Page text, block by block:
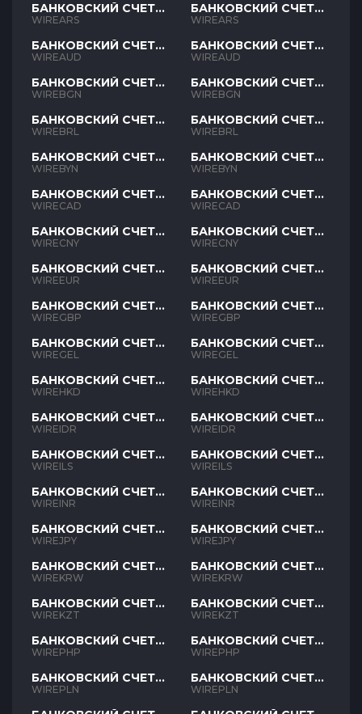
БАНКОВСКИЙ СЧЕТ
ARS
WIREARS
БАНКОВСКИЙ СЧЕТ
AUD
WIREAUD
БАНКОВСКИЙ СЧЕТ
BGN
WIREBGN
БАНКОВСКИЙ СЧЕТ
BRL
WIREBRL
БАНКОВСКИЙ СЧЕТ
BYN
WIREBYN
БАНКОВСКИЙ СЧЕТ
CAD
WIRECAD
БАНКОВСКИЙ СЧЕТ
CNY
WIRECNY
БАНКОВСКИЙ СЧЕТ
EUR
WIREEUR
БАНКОВСКИЙ СЧЕТ
GBP
WIREGBP
БАНКОВСКИЙ СЧЕТ
GEL
WIREGEL
БАНКОВСКИЙ СЧЕТ
HKD
WIREHKD
БАНКОВСКИЙ СЧЕТ
IDR
WIREIDR
БАНКОВСКИЙ СЧЕТ
ILS
WIREILS
БАНКОВСКИЙ СЧЕТ
INR
WIREINR
БАНКОВСКИЙ СЧЕТ
JPY
WIREJPY
БАНКОВСКИЙ СЧЕТ
KRW
WIREKRW
БАНКОВСКИЙ СЧЕТ
KZT
WIREKZT
БАНКОВСКИЙ СЧЕТ
PHP
WIREPHP
БАНКОВСКИЙ СЧЕТ
PLN
WIREPLN
БАНКОВСКИЙ СЧЕТ
ARS
WIREARS
БАНКОВСКИЙ СЧЕТ
AUD
WIREAUD
БАНКОВСКИЙ СЧЕТ
BGN
WIREBGN
БАНКОВСКИЙ СЧЕТ
BRL
WIREBRL
БАНКОВСКИЙ СЧЕТ
BYN
WIREBYN
БАНКОВСКИЙ СЧЕТ
CAD
WIRECAD
БАНКОВСКИЙ СЧЕТ
CNY
WIRECNY
БАНКОВСКИЙ СЧЕТ
EUR
WIREEUR
БАНКОВСКИЙ СЧЕТ
GBP
WIREGBP
БАНКОВСКИЙ СЧЕТ
GEL
WIREGEL
БАНКОВСКИЙ СЧЕТ
HKD
WIREHKD
БАНКОВСКИЙ СЧЕТ
IDR
WIREIDR
БАНКОВСКИЙ СЧЕТ
ILS
WIREILS
БАНКОВСКИЙ СЧЕТ
INR
WIREINR
БАНКОВСКИЙ СЧЕТ
JPY
WIREJPY
БАНКОВСКИЙ СЧЕТ
KRW
WIREKRW
БАНКОВСКИЙ СЧЕТ
KZT
WIREKZT
БАНКОВСКИЙ СЧЕТ
PHP
WIREPHP
БАНКОВСКИЙ СЧЕТ
PLN
WIREPLN